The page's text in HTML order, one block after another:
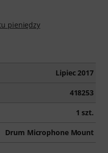
pieniędzy
Lipiec 2017
418253
1 szt.
Drum Microphone Mount